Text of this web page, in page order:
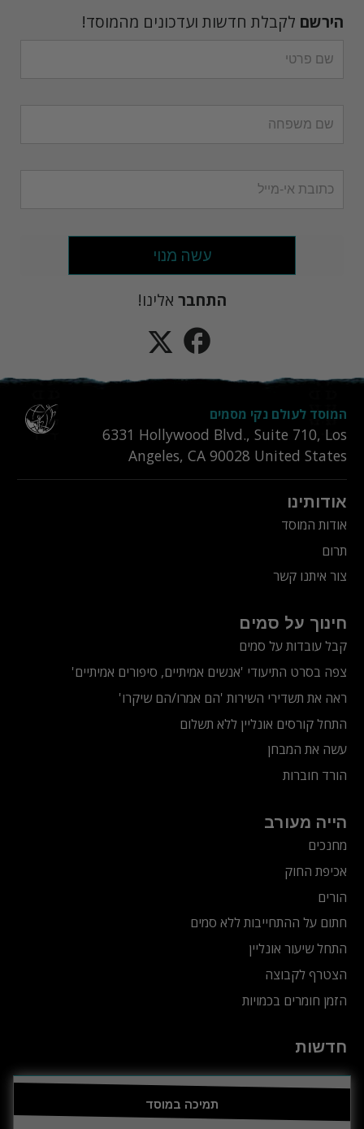
הירשם לקבלת חדשות ועדכונים מהמוסד!
עשה מנוי
התחבר אלינו!
המוסד לעולם נקי מסמים
6331‎ Hollywood Blvd., Suite 710, Los
Angeles, CA 90028 United States
אודותינו
אודות המוסד
תרום
צור איתנו קשר
חינוך על סמים
קבל עובדות על סמים
צפה בסרט התיעודי 'אנשים אמיתיים, סיפורים אמיתיים'
ראה את תשדירי השירות 'הם אמרו/הם שיקרו'
התחל קורסים אונליין ללא תשלום
עשה את המבחן
הורד חוברות
הייה מעורב
מחנכים
אכיפת החוק
הורים
חתום על ההתחייבות ללא סמים
התחל שיעור אונליין
הצטרף לקבוצה
הזמן חומרים בכמויות
חדשות
תמיכה במוסד